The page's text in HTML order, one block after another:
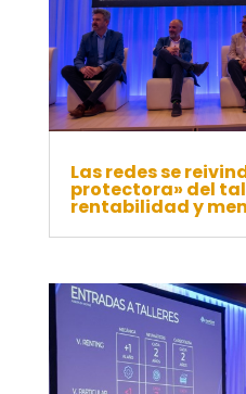
Las redes se
protectora» del
rentabilidad y